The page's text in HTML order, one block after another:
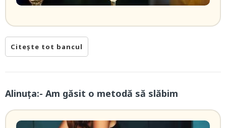
Citește tot bancul
Alinuța:- Am găsit o metodă să slăbim